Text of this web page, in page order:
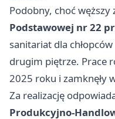
Podobny, choć
Podstawowej nr 22
sanitariat dla
drugim piętrze. Prace
2025 roku i zamknęły
Za realizację
Produkcyjno-